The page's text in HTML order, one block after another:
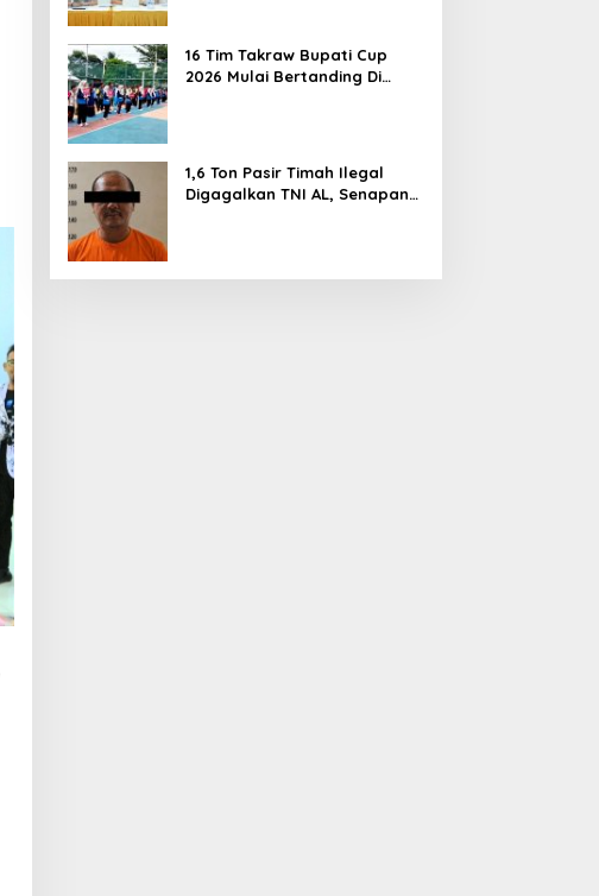
16 Tim Takraw Bupati Cup
2026 Mulai Bertanding Di
1,6 Ton Pasir Timah Ilegal
Digagalkan TNI AL, Senapan